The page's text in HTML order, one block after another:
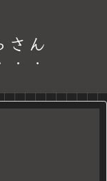
さん